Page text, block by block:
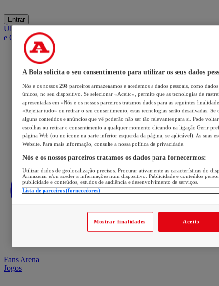
Entrar
ÚltimasMercadoOpiniãoiGaming HubA BOLA SUGEREBarba
e Cabelo
Fans Arena
Jogos
A Bola solicita o seu consentimento para utilizar os seus dados
Nós e os nossos 298 parceiros armazenamos e acedemos a dados pessoais, como
únicos, no seu dispositivo. Se selecionar «Aceito», permite que as tecnologias de
apresentadas em «Nós e os nossos parceiros tratamos dados para as seguintes
«Rejeitar tudo» ou retirar o seu consentimento, estas tecnologias serão desativadas. Se
alguns conteúdos e anúncios que vê poderão não ser tão relevantes para si. Pode voltar
escolhas ou retirar o consentimento a qualquer momento clicando na ligação Gerir
página Web (ou no ícone na parte inferior esquerda da página, se aplicável). As suas
Website. Para mais informação, consulte a nossa política de privacidade.
Nós e os nossos parceiros tratamos os dados para fornecermos:
Utilizar dados de geolocalização precisos. Procurar ativamente as características do
Armazenar e/ou aceder a informações num dispositivo. Publicidade e conteúdos
publicidade e conteúdos, estudos de audiência e desenvolvimento de serviços.
Lista de parceiros (fornecedores)
Mostrar finalidades Aceito